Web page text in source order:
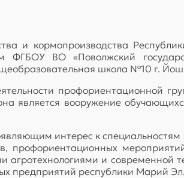
и кормопроизводства
ВО «Поволжский
школа №10 г.
профориентационной
является вооружение
интерес к специальностям
профориентационных
агротехнологиями и современной
предприятий республики Марий Эл.